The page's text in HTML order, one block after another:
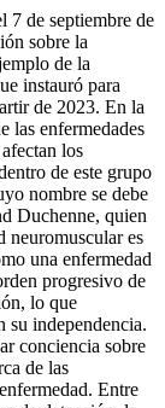
7 de septiembre de
sobre la
de la
instauró para
de 2023. En la
las enfermedades
los
de este grupo
nombre se debe
Duchenne, quien
neuromuscular es
una enfermedad
progresivo de
lo que
su independencia.
conciencia sobre
de las
Entre